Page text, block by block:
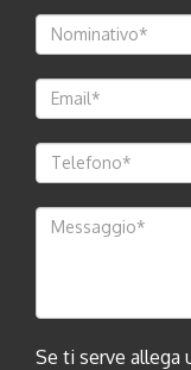
Se ti serve allega